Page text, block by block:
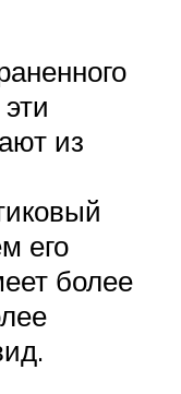
из
его
более